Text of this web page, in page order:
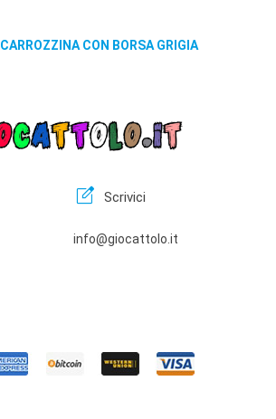
CARROZZINA CON BORSA GRIGIA
edit_square Scrivici
info@giocattolo.it